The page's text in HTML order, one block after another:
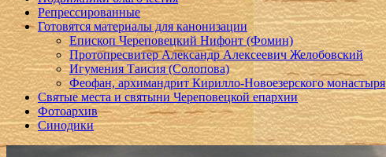
Репрессированные
Готовятся материалы для канонизации
Епископ Череповецкий Нифонт (Фомин)
Протопресвитер Александр Алексеевич Желобовский
Игумения Таисия (Солопова)
Феофан, архимандрит Кирилло-Новоезерского монастыря
Святые места и святыни Череповецкой епархии
Фотоархив
Синодики